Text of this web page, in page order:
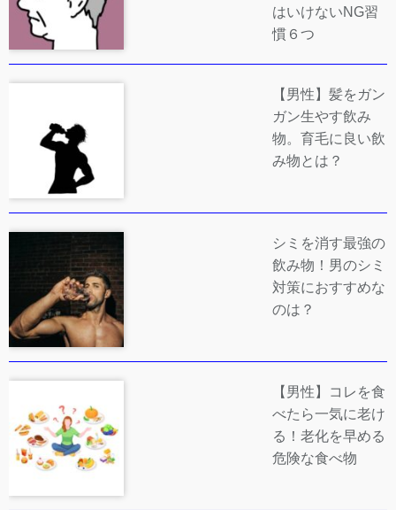
はいけないNG習
慣６つ
【男性】髪をガン
ガン生やす飲み
物。育毛に良い飲
み物とは？
シミを消す最強の
飲み物！男のシミ
対策におすすめな
のは？
【男性】コレを食
べたら一気に老け
る！老化を早める
危険な食べ物